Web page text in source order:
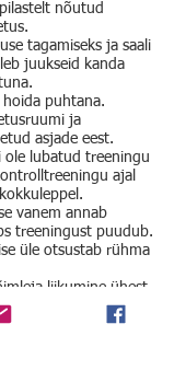
nõutud
tagamiseks ja saali
juukseid kanda
hoida puhtana.
ja
asjade eest.
ole lubatud treeningu
ajal
vanem annab
treeningust puudub.
üle otsustab rühma
liikumine ühest
lubatud ainult
vastava kokkuleppe